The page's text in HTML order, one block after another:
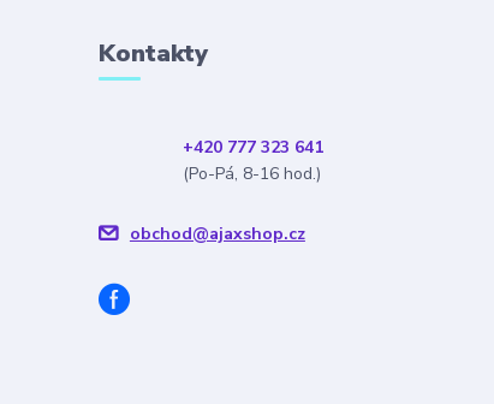
Kontakty
+420 777 323 641
(Po-Pá, 8-16 hod.)
obchod@ajaxshop.cz